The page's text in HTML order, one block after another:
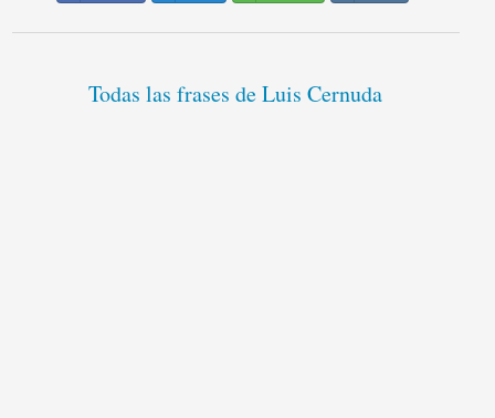
Todas las frases de Luis Cernuda